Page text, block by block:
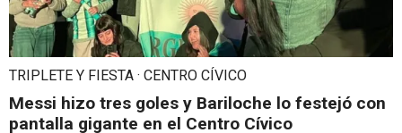
TRIPLETE Y FIESTA · CENTRO CÍVICO
Messi hizo tres goles y Bariloche lo festejó con
pantalla gigante en el Centro Cívico